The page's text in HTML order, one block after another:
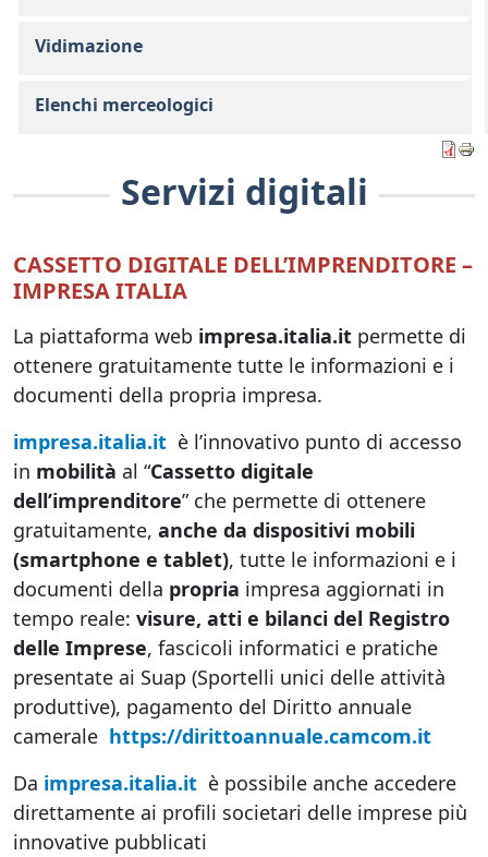
Servizi digitali
CASSETTO DIGITALE DELL’IMPRENDITORE –
IMPRESA ITALIA
La piattaforma web impresa.italia.it permette di
ottenere gratuitamente tutte le informazioni e i
documenti della propria impresa.
impresa.italia.it è l’innovativo punto di accesso
in mobilità al “Cassetto digitale
dell’imprenditore” che permette di ottenere
gratuitamente, anche da dispositivi mobili
(smartphone e tablet), tutte le informazioni e i
documenti della propria impresa aggiornati in
tempo reale: visure, atti e bilanci del Registro
delle Imprese, fascicoli informatici e pratiche
presentate ai Suap (Sportelli unici delle attività
produttive), pagamento del Diritto annuale
camerale https://dirittoannuale.camcom.it
Da impresa.italia.it è possibile anche accedere
direttamente ai profili societari delle imprese più
innovative pubblicati
Vidimazione
Elenchi merceologici